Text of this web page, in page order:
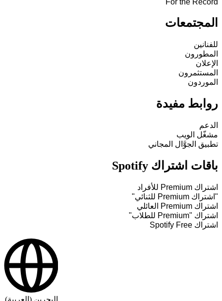
المجتمعات
للفنانين
المطورون
الإعلان
المستثمرون
الموردون
روابط مفيدة
الدعم
مشغّل الويب
تطبيق الجوَّال المجاني
باقات اشتراك Spotify
اشتراك Premium للأفراد
"اشتراك Premium للثنائي"
اشتراك Premium العائلي
اشتراك "Premium للطلاب"
اشتراك Spotify Free
البحرين (العربية)